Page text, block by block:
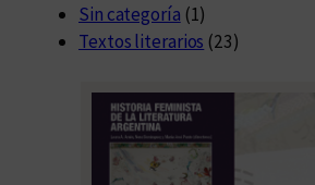
Sin categoría (1)
Textos literarios (23)